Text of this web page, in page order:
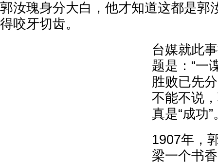
郭汝瑰身分大白，他才知道这都是郭
得咬牙切齿。
台媒就此
题是：“一
胜败已先
不能不说
真是“成功”
1907年，
梁一个书